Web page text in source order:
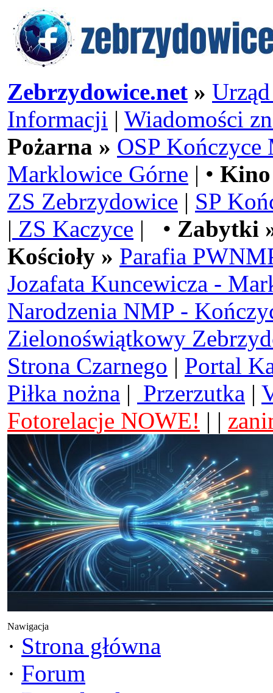
Zebrzydowice.net »
Informacji | Wiadomości
Pożarna » OSP Kończyce
Marklowice Górne | •
ZS Zebrzydowice | SP
| ZS Kaczyce | • Zabytki
Kościoły » Parafia
Jozafata Kuncewicza -
Narodzenia NMP -
Zielonoświątkowy
Strona Czarnego | Portal
Piłka nożna | Przerzutka |
Fotorelacje NOWE! | |
Nawigacja
· Strona główna
· Forum